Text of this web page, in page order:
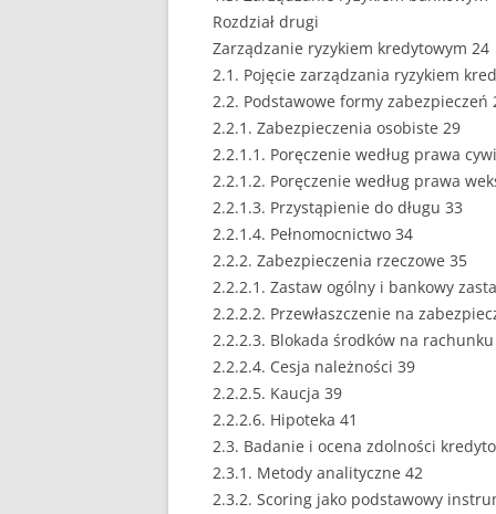
FINANSE
GASTRONOMIA
HANDEL
HISTORIA
HOTELARSTWO
LOGISTYKA I
MARKETING
Rozdział drugi
Zarządzanie ryzykiem kredytowym 24
2.1. Pojęcie zarządzania ryzykiem
2.2. Podstawowe formy zabezpieczeń
2.2.1. Zabezpieczenia osobiste 29
2.2.1.1. Poręczenie według prawa
2.2.1.2. Poręczenie według prawa
2.2.1.3. Przystąpienie do długu 33
2.2.1.4. Pełnomocnictwo 34
2.2.2. Zabezpieczenia rzeczowe 35
2.2.2.1. Zastaw ogólny i bankowy
2.2.2.2. Przewłaszczenie na
2.2.2.3. Blokada środków na
2.2.2.4. Cesja należności 39
2.2.2.5. Kaucja 39
2.2.2.6. Hipoteka 41
2.3. Badanie i ocena zdolności
2.3.1. Metody analityczne 42
2.3.2. Scoring jako podstawowy